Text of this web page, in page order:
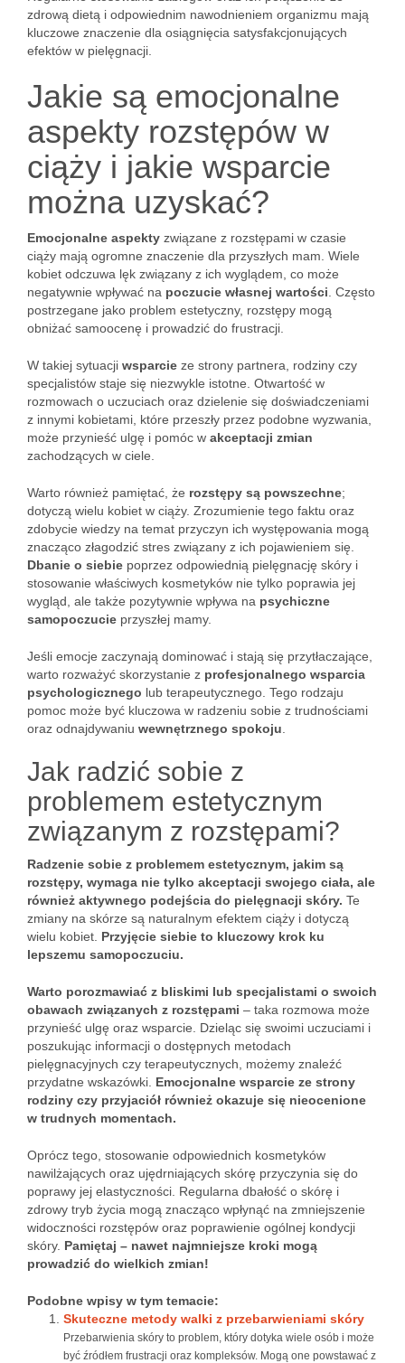
zdrową dietą i odpowiednim nawodnieniem organizmu mają
kluczowe znaczenie dla osiągnięcia satysfakcjonujących
efektów w pielęgnacji.
Jakie są emocjonalne
aspekty rozstępów w
ciąży i jakie wsparcie
można uzyskać?
Emocjonalne aspekty związane z rozstępami w czasie
ciąży mają ogromne znaczenie dla przyszłych mam. Wiele
kobiet odczuwa lęk związany z ich wyglądem, co może
negatywnie wpływać na poczucie własnej wartości . Często
postrzegane jako problem estetyczny, rozstępy mogą
obniżać samoocenę i prowadzić do frustracji.
W takiej sytuacji wsparcie ze strony partnera, rodziny czy
specjalistów staje się niezwykle istotne. Otwartość w
rozmowach o uczuciach oraz dzielenie się doświadczeniami
z innymi kobietami, które przeszły przez podobne wyzwania,
może przynieść ulgę i pomóc w akceptacji zmian
zachodzących w ciele.
Warto również pamiętać, że rozstępy są powszechne;
dotyczą wielu kobiet w ciąży. Zrozumienie tego faktu oraz
zdobycie wiedzy na temat przyczyn ich występowania mogą
znacząco złagodzić stres związany z ich pojawieniem się.
Dbanie o siebie poprzez odpowiednią pielęgnację skóry i
stosowanie właściwych kosmetyków nie tylko poprawia jej
wygląd, ale także pozytywnie wpływa na psychiczne
samopoczucie przyszłej mamy.
Jeśli emocje zaczynają dominować i stają się przytłaczające,
warto rozważyć skorzystanie z profesjonalnego wsparcia
psychologicznego lub terapeutycznego. Tego rodzaju
pomoc może być kluczowa w radzeniu sobie z trudnościami
oraz odnajdywaniu wewnętrznego spokoju
Jak radzić sobie z
problemem estetycznym
związanym z rozstępami?
Radzenie sobie z problemem estetycznym, jakim są
rozstępy, wymaga nie tylko akceptacji swojego ciała, ale
również aktywnego podejścia do pielęgnacji skóry. Te
zmiany na skórze są naturalnym efektem ciąży i dotyczą
wielu kobiet. Przyjęcie siebie to kluczowy krok ku
lepszemu samopoczuciu.
Warto porozmawiać z bliskimi lub specjalistami o swoich
obawach związanych z rozstępami – taka rozmowa może
przynieść ulgę oraz wsparcie. Dzieląc się swoimi uczuciami i
poszukując informacji o dostępnych metodach
pielęgnacyjnych czy terapeutycznych, możemy znaleźć
przydatne wskazówki. Emocjonalne wsparcie ze strony
rodziny czy przyjaciół również okazuje się nieocenione
w trudnych momentach.
Oprócz tego, stosowanie odpowiednich kosmetyków
nawilżających oraz ujędrniających skórę przyczynia się do
poprawy jej elastyczności. Regularna dbałość o skórę i
zdrowy tryb życia mogą znacząco wpłynąć na zmniejszenie
widoczności rozstępów oraz poprawienie ogólnej kondycji
skóry. Pamiętaj – nawet najmniejsze kroki mogą
prowadzić do wielkich zmian!
Podobne wpisy w tym temacie:
Skuteczne metody walki z przebarwieniami skóry
Przebarwienia skóry to problem, który dotyka wiele osób i może
być źródłem frustracji oraz kompleksów. Mogą one powstawać z